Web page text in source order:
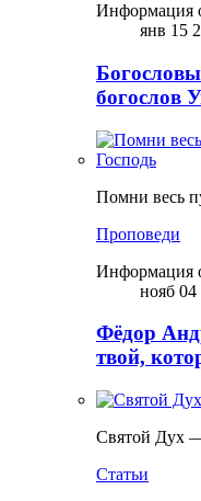
Информация
янв 15
богослов
Помни весь
Проповеди
Информация
нояб 04
Фёдор
твой,
Святой Дух —
Статьи